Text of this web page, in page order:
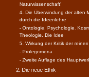
Naturwissenschaft'
4. Die Überwindung der alten
durch die Ideenlehre
- Ontologie, Psychologie,
Theologie. Die Idee
5. Wirkung der Kritik der
- Prolegomena
- Zweite Auflage des
2. Die neue Ethik